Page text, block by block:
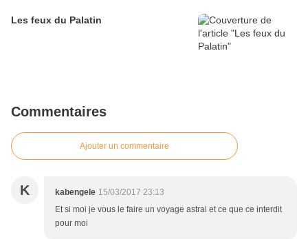
Les feux du Palatin
Commentaires
Ajouter un commentaire
K kabengele 15/03/2017 23:13
Et si moi je vous le faire un voyage astral et ce que ce interdit
pour moi